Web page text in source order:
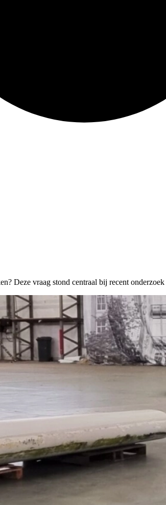
Deze vraag stond centraal bij recent